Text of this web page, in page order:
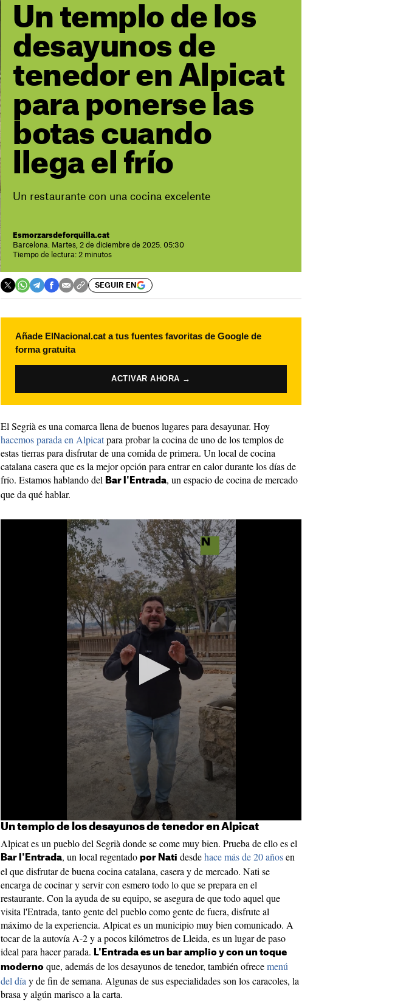
Un templo de los
desayunos de
tenedor en Alpicat
para ponerse las
botas cuando
llega el frío
Un restaurante con una cocina excelente
Esmorzarsdeforquilla.cat
Barcelona. Martes, 2 de diciembre de 2025. 05:30
Tiempo de lectura: 2 minutos
SEGUIR EN
Añade ElNacional.cat a tus fuentes favoritas de Google de
forma gratuita
ACTIVAR AHORA →
El Segrià es una comarca llena de buenos lugares para desayunar. Hoy
hacemos parada en Alpicatpara probar la cocina de uno de los templos de
estas tierras para disfrutar de una comida de primera. Un local de cocina
catalana casera que es la mejor opción para entrar en calor durante los días de
frío. Estamos hablando del Bar l'Entrada, un espacio de cocina de mercado
que da qué hablar.
Un templo de los desayunos de tenedor en Alpicat
Alpicat es un pueblo del Segrià donde se come muy bien. Prueba de ello es el
Bar l'Entrada, un local regentado por Nati desdehace más de 20 añosen
el que disfrutar de buena cocina catalana, casera y de mercado. Nati se
encarga de cocinar y servir con esmero todo lo que se prepara en el
restaurante. Con la ayuda de su equipo, se asegura de que todo aquel que
visita l'Entrada, tanto gente del pueblo como gente de fuera, disfrute al
máximo de la experiencia. Alpicat es un municipio muy bien comunicado. A
tocar de la autovía A-2 y a pocos kilómetros de Lleida, es un lugar de paso
ideal para hacer parada. L'Entrada es un bar amplio y con un toque
moderno que, además de los desayunos de tenedor, también ofrecemenú
del día y de fin de semana. Algunas de sus especialidades son los caracoles, la
brasa y algún marisco a la carta.